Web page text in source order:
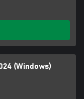
(Windows)